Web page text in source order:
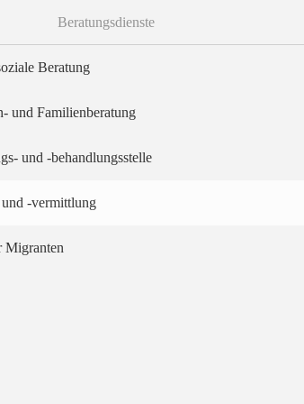
Beratungsdienste
Beratung
und Familienberatung
und -behandlungsstelle
-vermittlung
Migranten